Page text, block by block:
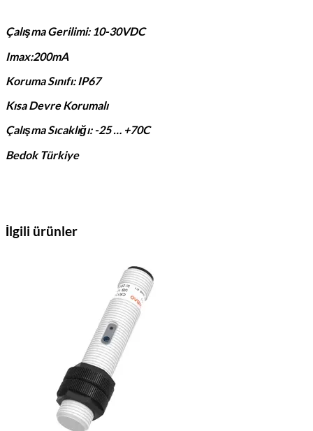
Çalışma Gerilimi: 10-30VDC
Imax:200mA
Koruma Sınıfı: IP67
Kısa Devre Korumalı
Çalışma Sıcaklığı: -25 … +70C
Bedok Türkiye
İlgili ürünler